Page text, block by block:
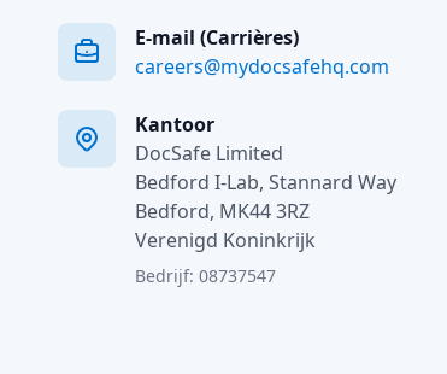
E-mail (Carrières)
careers@mydocsafehq.com
Kantoor
DocSafe Limited
Bedford I-Lab, Stannard Way
Bedford, MK44 3RZ
Verenigd Koninkrijk
Bedrijf: 08737547